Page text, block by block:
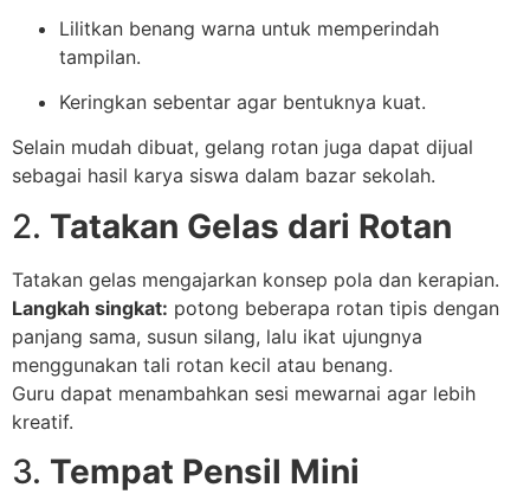
Lilitkan benang warna untuk memperindah
tampilan.
Keringkan sebentar agar bentuknya kuat.
Selain mudah dibuat, gelang rotan juga dapat dijual
sebagai hasil karya siswa dalam bazar sekolah.
2. Tatakan Gelas dari Rotan
Tatakan gelas mengajarkan konsep pola dan kerapian.
Langkah singkat: potong beberapa rotan tipis dengan
panjang sama, susun silang, lalu ikat ujungnya
menggunakan tali rotan kecil atau benang.
Guru dapat menambahkan sesi mewarnai agar lebih
kreatif.
3. Tempat Pensil Mini